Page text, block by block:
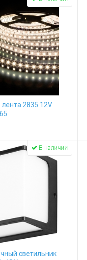
2835 12V
светильник
В наличии